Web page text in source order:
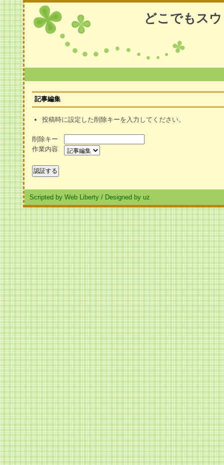
どこでもス
記事編集
投稿時に設定した削除キーを入力してください。
削除キー
作業内容
Scripted by Web Liberty / Designed by uz